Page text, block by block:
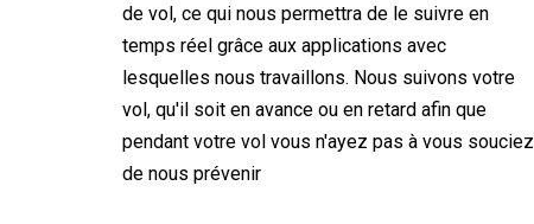
de vol, ce qui nous permettra de le suivre en
temps réel grâce aux applications avec
lesquelles nous travaillons. Nous suivons votre
vol, qu'il soit en avance ou en retard afin que
pendant votre vol vous n'ayez pas à vous souciez
de nous prévenir